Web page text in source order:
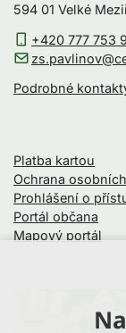
594 01 Velké
+420 777 753
Podrobné
Platba kartou
Ochrana
Prohlášení o
Portál občana
Mapový portál